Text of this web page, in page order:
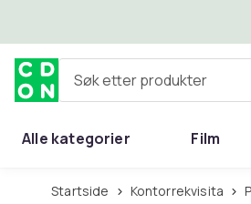
Søk etter produkter
Alle kategorier Film
Startside Kontorrekvisita